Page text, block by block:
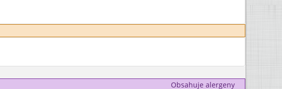
Obsahuje alergeny